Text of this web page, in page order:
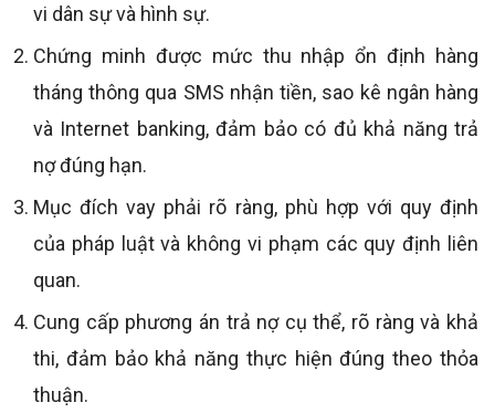
vi dân sự và hình sự.
Chứng minh được mức thu nhập ổn định hàng
tháng thông qua SMS nhận tiền, sao kê ngân hàng
và Internet banking, đảm bảo có đủ khả năng trả
nợ đúng hạn.
Mục đích vay phải rõ ràng, phù hợp với quy định
của pháp luật và không vi phạm các quy định liên
quan.
Cung cấp phương án trả nợ cụ thể, rõ ràng và khả
thi, đảm bảo khả năng thực hiện đúng theo thỏa
thuận.